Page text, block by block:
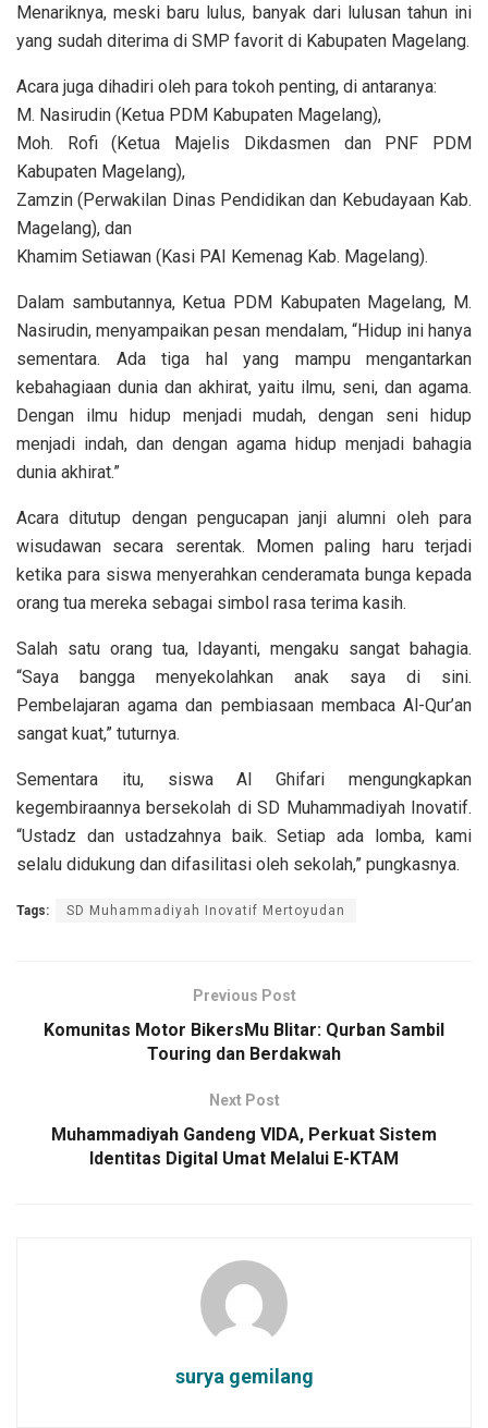
Menariknya, meski baru lulus, banyak dari lulusan tahun ini
yang sudah diterima di SMP favorit di Kabupaten Magelang.
Acara juga dihadiri oleh para tokoh penting, di antaranya:
M. Nasirudin (Ketua PDM Kabupaten Magelang),
Moh. Rofi (Ketua Majelis Dikdasmen dan PNF PDM
Kabupaten Magelang),
Zamzin (Perwakilan Dinas Pendidikan dan Kebudayaan Kab.
Magelang), dan
Khamim Setiawan (Kasi PAI Kemenag Kab. Magelang).
Dalam sambutannya, Ketua PDM Kabupaten Magelang, M.
Nasirudin, menyampaikan pesan mendalam, “Hidup ini hanya
sementara. Ada tiga hal yang mampu mengantarkan
kebahagiaan dunia dan akhirat, yaitu ilmu, seni, dan agama.
Dengan ilmu hidup menjadi mudah, dengan seni hidup
menjadi indah, dan dengan agama hidup menjadi bahagia
dunia akhirat.”
Acara ditutup dengan pengucapan janji alumni oleh para
wisudawan secara serentak. Momen paling haru terjadi
ketika para siswa menyerahkan cenderamata bunga kepada
orang tua mereka sebagai simbol rasa terima kasih.
Salah satu orang tua, Idayanti, mengaku sangat bahagia.
“Saya bangga menyekolahkan anak saya di sini.
Pembelajaran agama dan pembiasaan membaca Al-Qur’an
sangat kuat,” tuturnya.
Sementara itu, siswa Al Ghifari mengungkapkan
kegembiraannya bersekolah di SD Muhammadiyah Inovatif.
“Ustadz dan ustadzahnya baik. Setiap ada lomba, kami
selalu didukung dan difasilitasi oleh sekolah,” pungkasnya.
Tags: SD Muhammadiyah Inovatif Mertoyudan
Previous Post
Komunitas Motor BikersMu Blitar: Qurban Sambil
Touring dan Berdakwah
Next Post
Muhammadiyah Gandeng VIDA, Perkuat Sistem
Identitas Digital Umat Melalui E-KTAM
surya gemilang